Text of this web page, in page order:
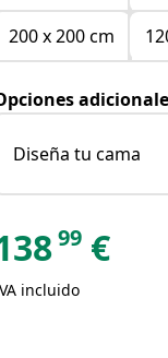
200 x 200 cm
Diseña tu cama
99 €
incluido